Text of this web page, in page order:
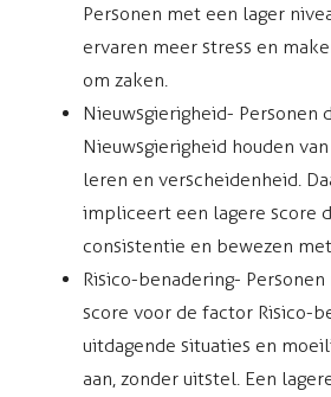
Personen met een lager
ervaren meer stress en
om zaken.
Nieuwsgierigheid - Personen
Nieuwsgierigheid houden
leren en verscheidenheid.
impliceert een lagere score
consistentie en bewezen
Risico-benadering -
score voor de factor Risico-
uitdagende situaties en
aan, zonder uitstel. Een